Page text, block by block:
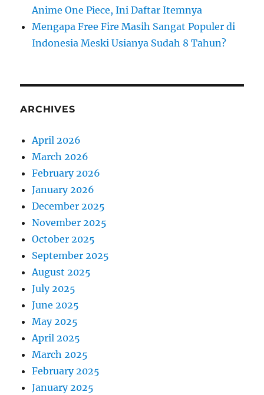
Anime One Piece, Ini Daftar Itemnya
Mengapa Free Fire Masih Sangat Populer di
Indonesia Meski Usianya Sudah 8 Tahun?
ARCHIVES
April 2026
March 2026
February 2026
January 2026
December 2025
November 2025
October 2025
September 2025
August 2025
July 2025
June 2025
May 2025
April 2025
March 2025
February 2025
January 2025